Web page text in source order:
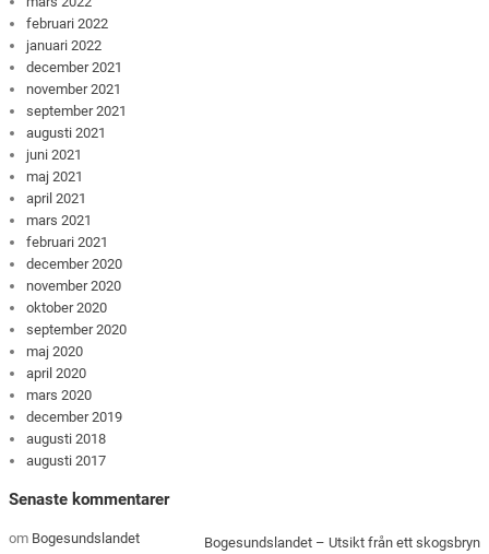
februari 2022
januari 2022
december 2021
november 2021
september 2021
augusti 2021
juni 2021
maj 2021
april 2021
mars 2021
februari 2021
december 2020
november 2020
oktober 2020
september 2020
maj 2020
april 2020
mars 2020
december 2019
augusti 2018
augusti 2017
Senaste kommentarer
Bogesundslandet – Utsikt från ett skogsbryn
om Bogesundslandet